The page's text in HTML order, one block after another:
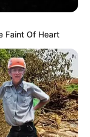
Faint Of Heart